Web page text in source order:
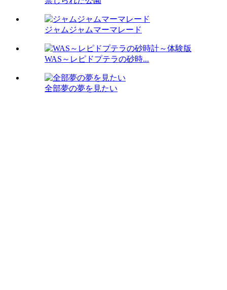
ジャムジャムマーマレード
WAS～レピドプテラの砂時...
全部夢の夢を見たい